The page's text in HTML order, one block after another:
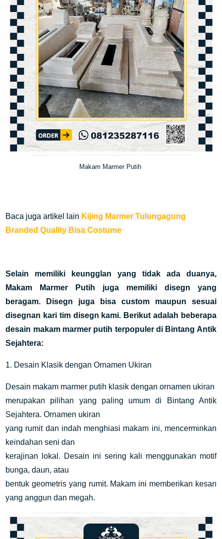
Makam Marmer Putih
Baca juga artikel lain Kijing Marmer Tulungagung
Branded Quality Bisa Costume
Selain memiliki keungglan yang tidak ada duanya,
Makam Marmer Putih juga memiliki disegn yang
beragam. Disegn juga bisa custom maupun sesuai
disegnan kari tim disegn kami. Berikut adalah beberapa
desain makam marmer putih terpopulerdi Bintang Antik
Sejahtera:
1. Desain Klasik dengan Ornamen Ukiran
Desain makam marmer putih klasik dengan ornamen ukiran
merupakan pilihan yang paling umum di Bintang Antik
Sejahtera. Ornamen ukiran
yang rumit dan indah menghiasi makam ini, mencerminkan
keindahan seni dan
kerajinan lokal. Desain ini sering kali menggunakan motif
bunga, daun, atau
bentuk geometris yang rumit. Makam ini memberikan kesan
yang anggun dan megah.